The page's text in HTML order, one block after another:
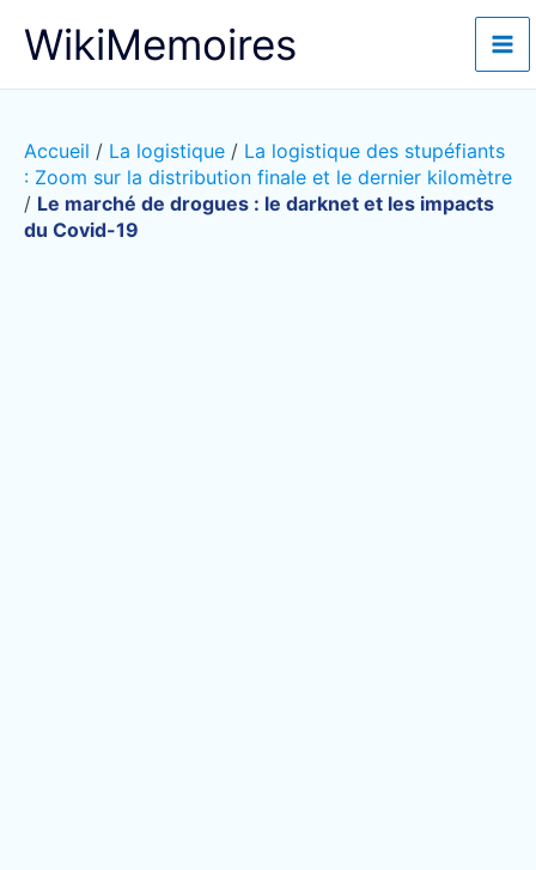
WikiMemoires
Accueil / La logistique / La logistique des stupéfiants
: Zoom sur la distribution finale et le dernier kilomètre
/ Le marché de drogues : le darknet et les impacts
du Covid-19